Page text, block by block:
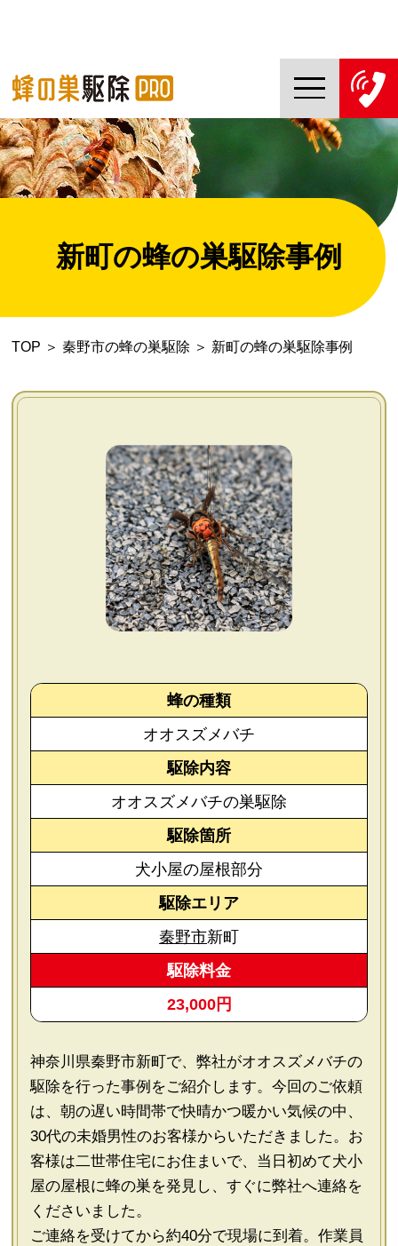
TOP
蜂の巣駆除PROについて
蜂の巣駆除ご依頼の流れ
対応エリア一覧
会社概要
お問い合わせ
個人情報保護方針
新町の蜂の巣駆除事例
TOP ＞ 秦野市の蜂の巣駆除 ＞ 新町の蜂の巣駆除事例
蜂の種類
オオスズメバチ
駆除内容
オオスズメバチの巣駆除
駆除箇所
犬小屋の屋根部分
駆除エリア
秦野市新町
駆除料金
23,000円
神奈川県秦野市新町で、弊社がオオスズメバチの
駆除を行った事例をご紹介します。今回のご依頼
は、朝の遅い時間帯で快晴かつ暖かい気候の中、
30代の未婚男性のお客様からいただきました。お
客様は二世帯住宅にお住まいで、当日初めて犬小
屋の屋根に蜂の巣を発見し、すぐに弊社へ連絡を
くださいました。
ご連絡を受けてから約40分で現場に到着。作業員